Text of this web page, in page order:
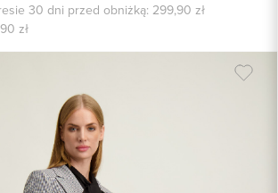
30 dni przed obniżką: 299,90 zł
zł